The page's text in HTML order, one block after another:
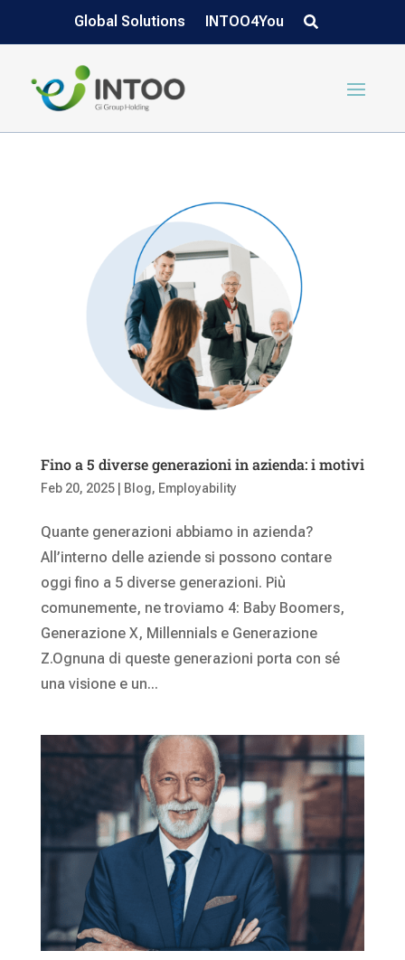
Global Solutions INTOO4You
Fino a 5 diverse generazioni in azienda: i motivi
Feb 20, 2025| Blog, Employability
Quante generazioni abbiamo in azienda?
All’interno delle aziende si possono contare
oggi fino a 5 diverse generazioni. Più
comunemente, ne troviamo 4: Baby Boomers,
Generazione X, Millennials e Generazione
Z.Ognuna di queste generazioni porta con sé
una visione e un...